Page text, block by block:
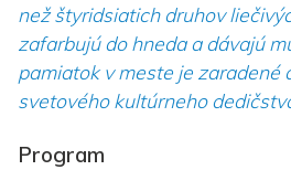
než štyridsiatich druhov
zafarbujú do hneda a dávajú
pamiatok v meste je zaradené
svetového kultúrneho
Program